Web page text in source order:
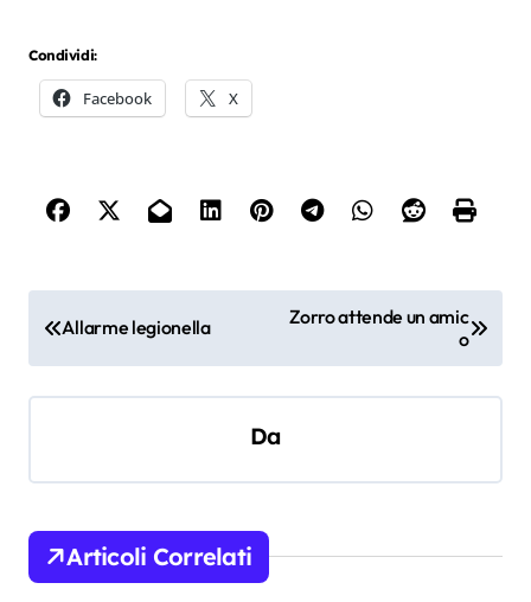
Condividi:
Facebook X
v
z
i
Allarme legionella
Zorro attende un amic
o
Da
Articoli Correlati